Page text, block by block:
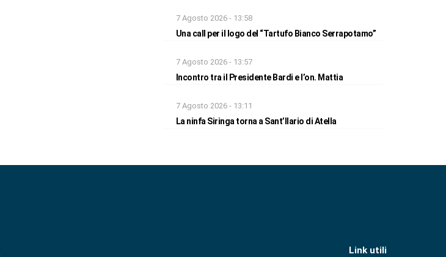
7 Agosto 2026 - 13:58
Una call per il logo del “Tartufo Bianco Serrapotamo”
7 Agosto 2026 - 13:57
Incontro tra il Presidente Bardi e l’on. Mattia
7 Agosto 2026 - 13:11
La ninfa Siringa torna a Sant’Ilario di Atella
Link utili